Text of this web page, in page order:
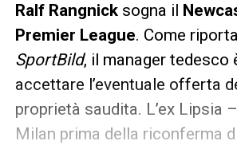
Ralf Rangnicksogna il
Premier League. Come
SportBild, il manager tedesco
accettare l’eventuale offerta
proprietà saudita. L’ex Lipsia
Milan prima della riconferma